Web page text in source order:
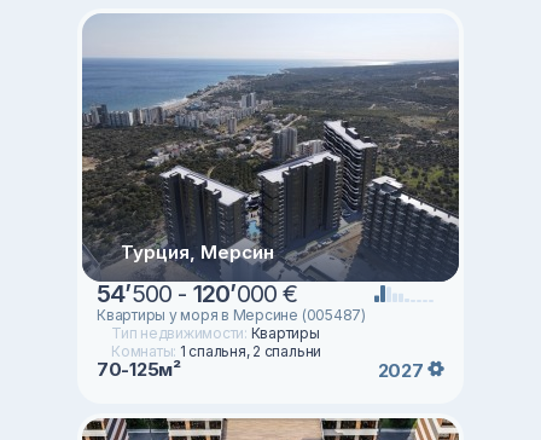
Турция, Мерсин
54’500 - 120’000 €
Квартиры у моря в Мерсине (005487)
Тип недвижимости: Квартиры
Комнаты: 1 спальня, 2 спальни
70-125м² 2027